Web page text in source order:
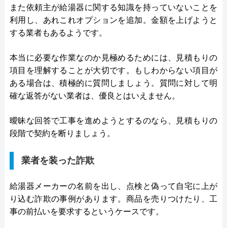
また依頼主が給湯器に関する知識を持っていないことを
利用し、あれこれオプションを追加。金額を上げようと
する業者もあるようです。
本当に必要な作業なのか見極めるためには、見積もりの
項目を理解することが大切です。もしわからない項目が
ある場合は、積極的に質問しましょう。質問に対して明
確な返答がない業者は、優良とはいえません。
曖昧な回答で工事を進めようとするのなら、見積もりの
段階で契約を断りましょう。
業者を装った詐欺
給湯器メーカーの名前を出し、点検と偽って自宅に上が
り込む詐欺の事例があります。商品を売りつけたり、工
事の前払いを要求するというケースです。